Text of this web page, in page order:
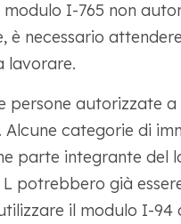
I-765 non
è necessario
lavorare.
persone autorizzate
Alcune categorie di
parte integrante del
potrebbero già
il modulo I-94